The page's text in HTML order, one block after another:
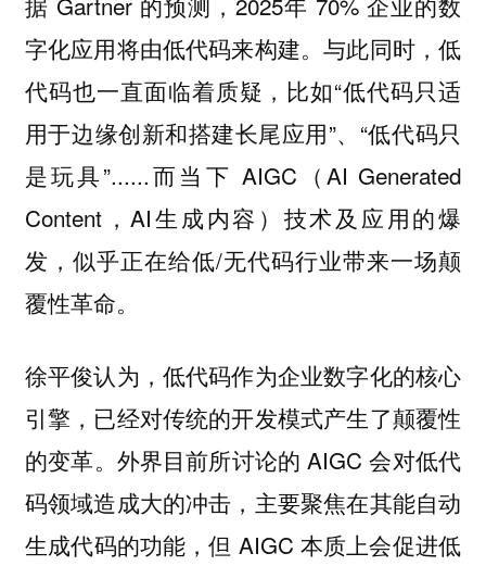
字化应用将由低代码来构建。与此同时，低
代码也一直面临着质疑，比如“低代码只适
用于边缘创新和搭建长尾应用”、“低代码只
是玩具”......而当下 AIGC（AI Generated
Content，AI生成内容）技术及应用的爆
发，似乎正在给低/无代码行业带来一场颠
覆性革命。
徐平俊认为，低代码作为企业数字化的核心
引擎，已经对传统的开发模式产生了颠覆性
的变革。外界目前所讨论的 AIGC 会对低代
码领域造成大的冲击，主要聚焦在其能自动
生成代码的功能，但 AIGC 本质上会促进低